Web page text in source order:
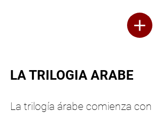
LA TRILOGIA ARABE
La trilogía árabe comienza con